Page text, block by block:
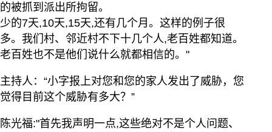
的被抓到派出所拘留。
少的7天,10天,15天,还有几个月。这样的例子很
多。我们村、邻近村不下十几个人,老百姓都知道。
老百姓也不是他们说什么就都相信的。"
主持人：“小字报上对您和您的家人发出了威胁，您
觉得目前这个威胁有多大？”
陈光福:"首先我声明一点,这些绝对不是个人问题、